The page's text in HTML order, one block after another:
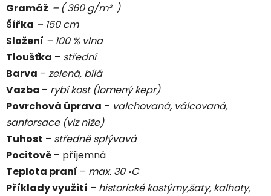
Gramáž –( 360 g/m² )
Šířka – 150 cm
Složení – 100 % vlna
Tloušťka – střední
Barva – zelená, bílá
Vazba – rybí kost (lomený kepr)
Povrchová úprava – valchovaná, válcovaná,
sanforsace (viz níže)
Tuhost – středně splývavá
Pocitově – příjemná
Teplota praní – max. 30 ॰C
Příklady využití – historické kostýmy,šaty, kalhoty,